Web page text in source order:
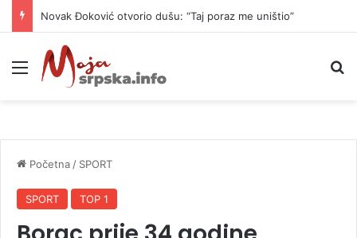
Novak Đoković otvorio dušu: “Taj poraz me uništio”
Meni
Početna / SPORT
SPORT TOP 1